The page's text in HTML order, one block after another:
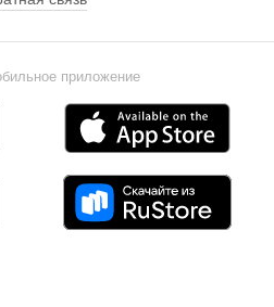
приложение